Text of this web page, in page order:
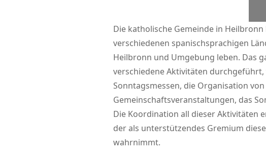
Die katholische Gemeinde in
verschiedenen spanischsprachigen
Heilbronn und Umgebung leben. Das
verschiedene Aktivitäten durchgeführt,
Sonntagsmessen, die Organisation von
Gemeinschaftsveranstaltungen, das
Die Koordination all dieser Aktivitäten
der als unterstützendes Gremium
wahrnimmt.